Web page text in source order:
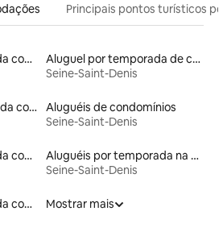
Principais pontos turísticos
Aluguéis por temporada com acesso à praia
Aluguel por temporada de casas de hóspedes
Seine-Saint-Denis
Locações por temporada com piscina
Aluguéis de condomínios
Seine-Saint-Denis
Aluguéis por temporada com acesso ao lago
Aluguéis por temporada na orla
Seine-Saint-Denis
Aluguéis por temporada com banheira de hidromassagem
Mostrar mais